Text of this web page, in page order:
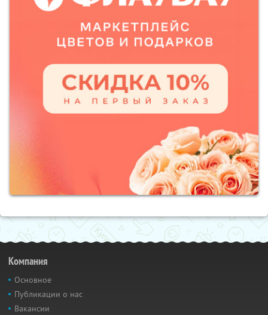
Компания
Основное
Публикации о нас
Вакансии